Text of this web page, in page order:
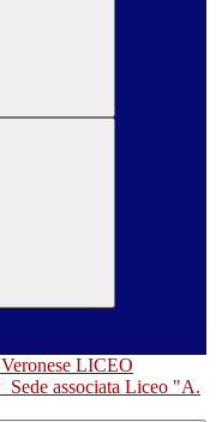
LICEO
Sede associata Liceo "A.